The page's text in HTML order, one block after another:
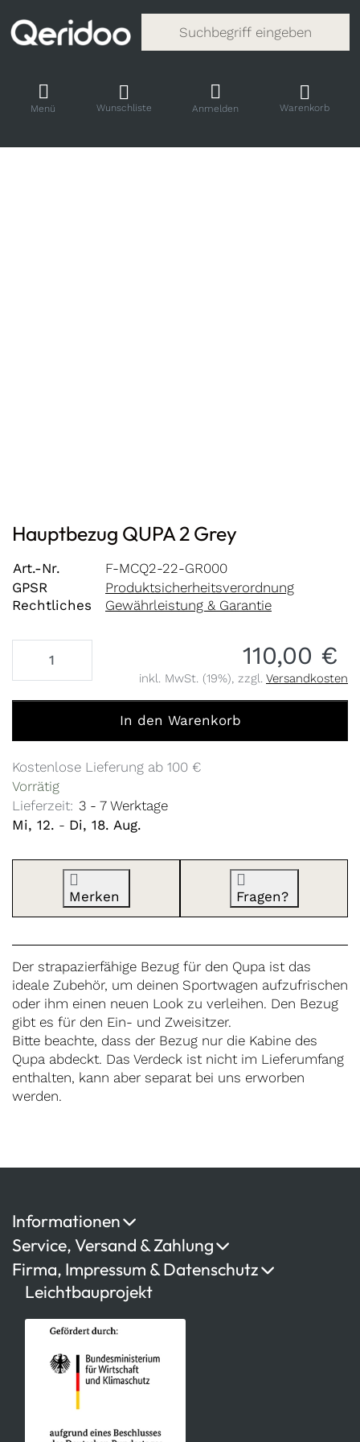
Menü Wunschliste Anmelden Warenkorb
Hauptbezug QUPA 2 Grey
Art.-Nr.
F-MCQ2-22-GR000
GPSR
Produktsicherheitsverordnung
Rechtliches
Gewährleistung & Garantie
110,00 €
inkl. MwSt. (19%), zzgl. Versandkosten
In den Warenkorb
Kostenlose Lieferung ab 100 €
Vorrätig
Lieferzeit: 3 - 7 Werktage
Mi, 12. - Di, 18. Aug.
Merken Fragen?
Der strapazierfähige Bezug für den Qupa ist das
ideale Zubehör, um deinen Sportwagen aufzufrischen
oder ihm einen neuen Look zu verleihen. Den Bezug
gibt es für den Ein- und Zweisitzer.
Bitte beachte, dass der Bezug nur die Kabine des
Qupa abdeckt. Das Verdeck ist nicht im Lieferumfang
enthalten, kann aber separat bei uns erworben
werden.
Informationen
Service, Versand & Zahlung
Firma, Impressum & Datenschutz
Leichtbauprojekt